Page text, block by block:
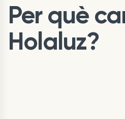
Per què
Holaluz?